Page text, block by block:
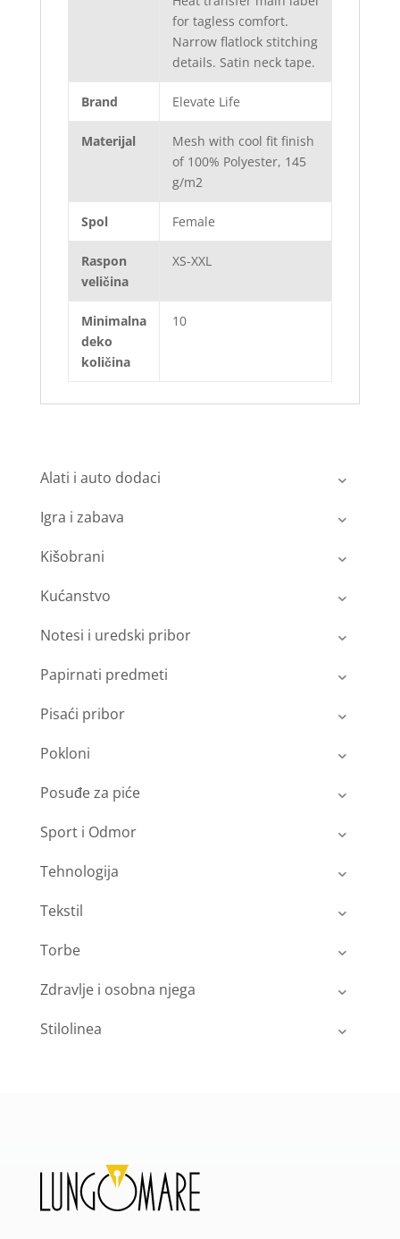
for tagless comfort.
Narrow flatlock stitching
details. Satin neck tape.
Brand Elevate Life
Materijal
Mesh with cool fit finish
of 100% Polyester, 145
g/m2
Spol Female
Raspon
veličina
XS-XXL
Minimalna
deko
količina
10
Alati i auto dodaci
Igra i zabava
Kišobrani
Kućanstvo
Notesi i uredski pribor
Papirnati predmeti
Pisaći pribor
Pokloni
Posuđe za piće
Sport i Odmor
Tehnologija
Tekstil
Torbe
Zdravlje i osobna njega
Stilolinea